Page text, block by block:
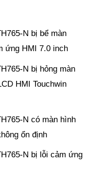
N bị bể màn
ứng HMI 7.0 inch
N bị hỏng màn
HMI Touchwin
N có màn hình
ổn định
N bị lỗi cảm ứng